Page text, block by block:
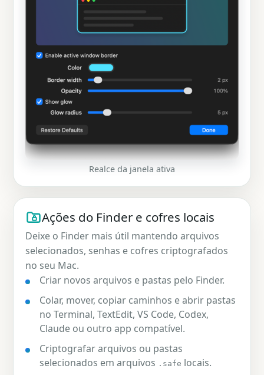
Realce da janela ativa
Ações do Finder e cofres locais
Deixe o Finder mais útil mantendo arquivos
selecionados, senhas e cofres criptografados
no seu Mac.
Criar novos arquivos e pastas pelo Finder.
Colar, mover, copiar caminhos e abrir pastas
no Terminal, TextEdit, VS Code, Codex,
Claude ou outro app compatível.
Criptografar arquivos ou pastas
selecionados em arquivos .safe locais.